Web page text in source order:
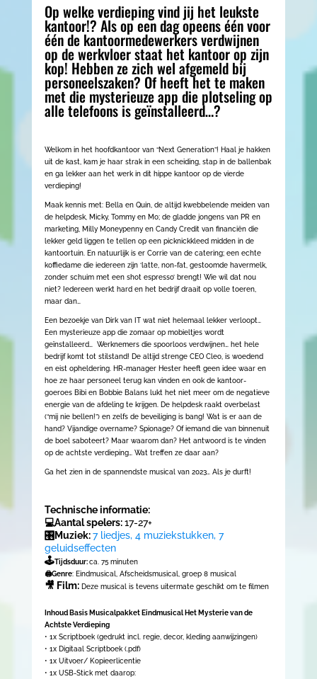
Op welke verdieping vind jij het leukste
kantoor!? Als op een dag opeens één voor
één de kantoormedewerkers verdwijnen
op de werkvloer staat het kantoor op zijn
kop! Hebben ze zich wel afgemeld bij
personeelszaken? Of heeft het te maken
met die mysterieuze app die plotseling op
alle telefoons is geïnstalleerd…?
Welkom in het hoofdkantoor van “Next Generation”! Haal je hakken
uit de kast, kam je haar strak in een scheiding, stap in de ballenbak
en ga lekker aan het werk in dit hippe kantoor op de vierde
verdieping!
Maak kennis met: Bella en Quin, de altijd kwebbelende meiden van
de helpdesk, Micky, Tommy en Mo; de gladde jongens van PR en
marketing, Milly Moneypenny en Candy Credit van financiën die
lekker geld liggen te tellen op een picknickkleed midden in de
kantoortuin. En natuurlijk is er Corrie van de catering; een echte
koffiedame die iedereen zijn ‘latte, non-fat, gestoomde havermelk,
zonder schuim met een shot espresso’ brengt! Wie wil dat nou
niet? Iedereen werkt hard en het bedrijf draait op volle toeren,
maar dan…
Een bezoekje van Dirk van IT wat niet helemaal lekker verloopt…
Een mysterieuze app die zomaar op mobieltjes wordt
geïnstalleerd… Werknemers die spoorloos verdwijnen… het hele
bedrijf komt tot stilstand! De altijd strenge CEO Cleo, is woedend
en eist opheldering. HR-manager Hester heeft geen idee waar en
hoe ze haar personeel terug kan vinden en ook de kantoor-
goeroes Bibi en Bobbie Balans lukt het niet meer om de negatieve
energie van de afdeling te krijgen. De helpdesk raakt overbelast
(“mij nie bellen!”) en zelfs de beveiliging is bang! Wat is er aan de
hand? Vijandige overname? Spionage? Of iemand die van binnenuit
de boel saboteert? Maar waarom dan? Het antwoord is te vinden
op de achtste verdieping… Wat treffen ze daar aan?
Ga het zien in de spannendste musical van 2023… Als je durft!
Technische informatie:
💻Aantal spelers:17-27+
🎛Muziek:7 liedjes, 4 muziekstukken, 7
geluidseffecten
🕹Tijdsduur:ca. 75 minuten
🖨Genre: Eindmusical, Afscheidsmusical, groep 8 musical
🎥 Film: Deze musical is tevens uitermate geschikt om te filmen
Inhoud Basis Musicalpakket Eindmusical Het Mysterie van de
Achtste Verdieping
• 1x Scriptboek (gedrukt incl. regie, decor, kleding aanwijzingen)
• 1x Digitaal Scriptboek (.pdf)
• 1x Uitvoer/ Kopieerlicentie
• 1x USB-Stick met daarop: